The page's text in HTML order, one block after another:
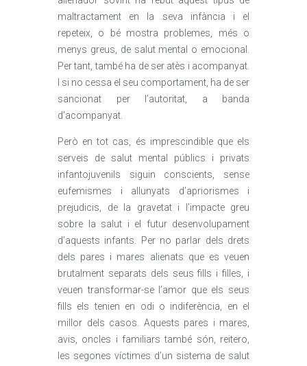
maltractament en la seva infància i el
repeteix, o bé mostra problemes, més o
menys greus, de salut mental o emocional.
Per tant, també ha de ser atès i acompanyat.
I si no cessa el seu comportament, ha de ser
sancionat per l’autoritat, a banda
d’acompanyat.
Però en tot cas, és imprescindible que els
serveis de salut mental públics i privats
infantojuvenils siguin conscients, sense
eufemismes i allunyats d’apriorismes i
prejudicis, de la gravetat i l’impacte greu
sobre la salut i el futur desenvolupament
d’aquests infants. Per no parlar dels drets
dels pares i mares alienats que es veuen
brutalment separats dels seus fills i filles, i
veuen transformar-se l’amor que els seus
fills els tenien en odi o indiferència, en el
millor dels casos. Aquests pares i mares,
avis, oncles i familiars també són, reitero,
les segones víctimes d’un sistema de salut